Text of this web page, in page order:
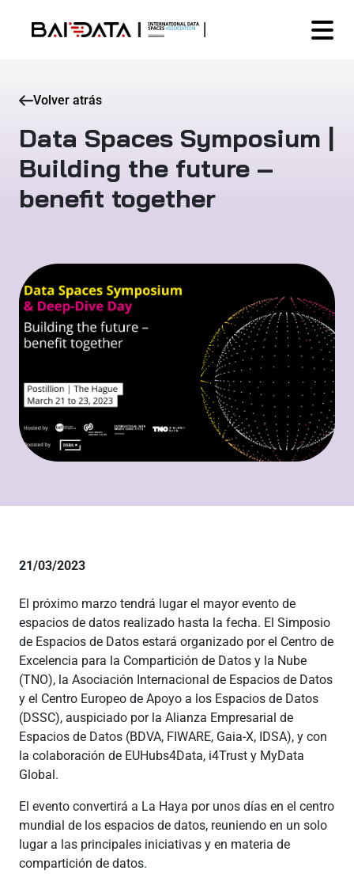
Volver atrás
Data Spaces Symposium |
Building the future –
benefit together
21/03/2023
El próximo marzo tendrá lugar el mayor evento de
espacios de datos realizado hasta la fecha. El Simposio
de Espacios de Datos estará organizado por el Centro de
Excelencia para la Compartición de Datos y la Nube
(TNO), la Asociación Internacional de Espacios de Datos
y el Centro Europeo de Apoyo a los Espacios de Datos
(DSSC), auspiciado por la Alianza Empresarial de
Espacios de Datos (BDVA, FIWARE, Gaia-X, IDSA), y con
la colaboración de EUHubs4Data, i4Trust y MyData
Global.
El evento convertirá a La Haya por unos días en el centro
mundial de los espacios de datos, reuniendo en un solo
lugar a las principales iniciativas y en materia de
compartición de datos.